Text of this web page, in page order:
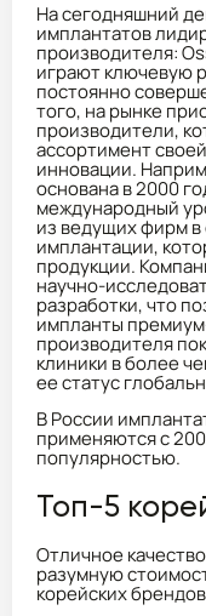
На сегодняшний
имплантатов
производителя:
играют ключевую
постоянно
того, на рынке
производители,
ассортимент
инновации.
основана в 2000
международный
из ведущих фирм
имплантации,
продукции.
научно-
разработки, что
импланты
производителя
клиники в более
ее статус
В России
применяются с
популярностью.
Топ-5
Отличное
разумную
корейских